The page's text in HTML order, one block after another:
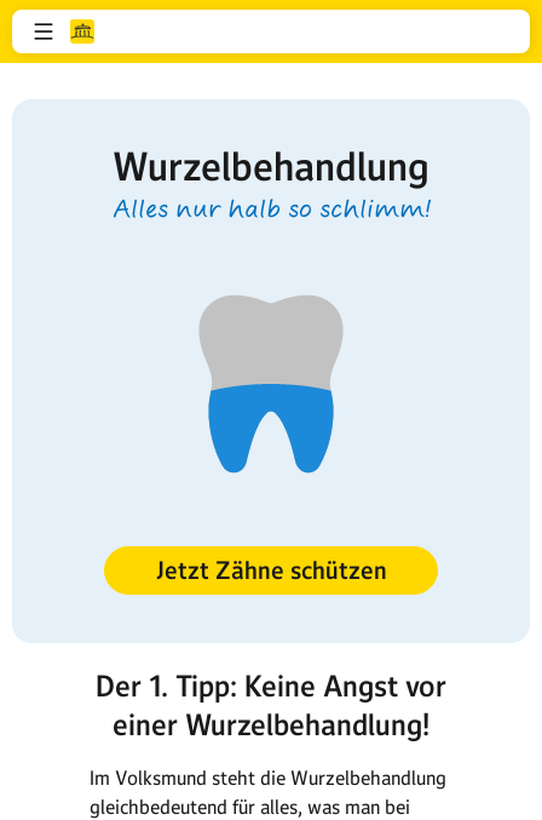
Wurzelbehandlung
Alles nur halb so schlimm!
Jetzt Zähne schützen
Der 1. Tipp: Keine Angst vor
einer Wurzelbehandlung!
Im Volksmund steht die Wurzelbehandlung
gleichbedeutend für alles, was man bei